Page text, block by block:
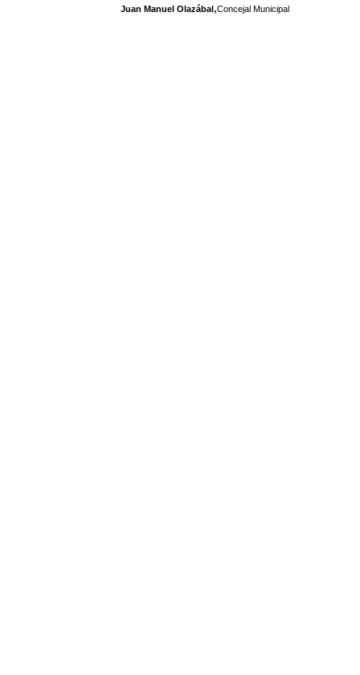
Juan Manuel Olazábal,Concejal Municipal